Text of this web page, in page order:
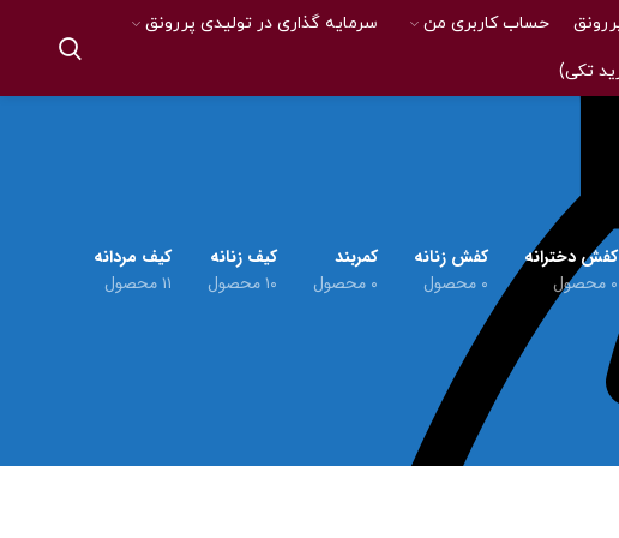
حساب کاربری من سرمایه گذاری در تولیدی پررونق
تکی)
کفش دخترانه
۰ محصول
کفش زنانه
۰ محصول
کمربند
۰ محصول
کیف زنانه
۱۰ محصول
کیف مردانه
۱۱ محصول